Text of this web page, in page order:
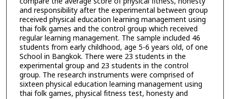
and responsibility after the experimental between group
received physical education learning management using
thai folk games and the control group which received
regular learning management. The sample included 46
students from early childhood, age 5-6 years old, of one
School in Bangkok. There were 23 students in the
experimental group and 23 students in the control
group. The research instruments were comprised of
sixteen physical education learning management using
thai folk games, physical fitness test, honesty and